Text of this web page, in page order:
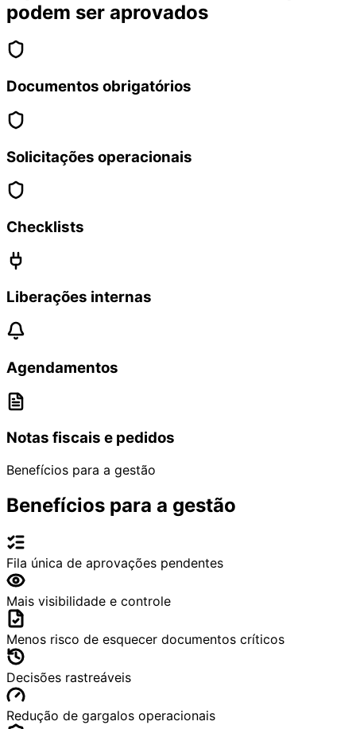
podem ser aprovados
Documentos obrigatórios
Solicitações operacionais
Checklists
Liberações internas
Agendamentos
Notas fiscais e pedidos
Benefícios para a gestão
Benefícios para a gestão
Fila única de aprovações pendentes
Mais visibilidade e controle
Menos risco de esquecer documentos críticos
Decisões rastreáveis
Redução de gargalos operacionais